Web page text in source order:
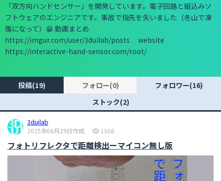
「双方向ハンドセンサー」を開発しています。電子回路と組込みソ
フトウェアのエンジニアです。事故で指先を失いました（冬山で凍
傷になって）😁 動画まとめ
https://imgur.com/user/3duilab/posts website
https://interactive-hand-sensor.com/root/
投稿(19) フォロー(0)
フォロワー(16)
ストック(2)
3duilab
2025年06月29日作成
1508
フォトリフレクタで距離検出ーマイコン無し版